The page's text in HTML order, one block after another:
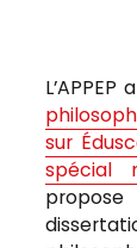
sur
spécial